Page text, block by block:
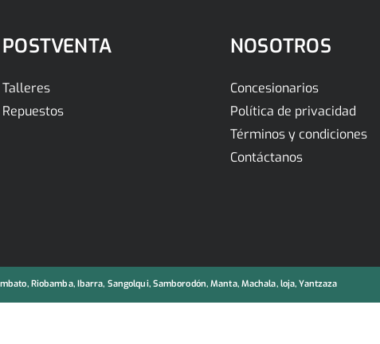
POSTVENTA
Talleres
Repuestos
NOSOTROS
Concesionarios
Política de privacidad
Términos y condiciones
Contáctanos
Riobamba, Ibarra, Sangolqui, Samborodón, Manta, Machala, loja, Yantzaza